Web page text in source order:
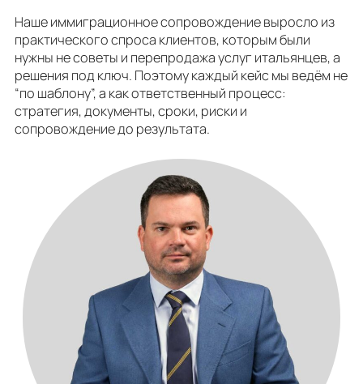
Наше иммиграционное сопровождение выросло из
практического спроса клиентов, которым были
нужны не советы и перепродажа услуг итальянцев, а
решения под ключ. Поэтому каждый кейс мы ведём не
“по шаблону”, а как ответственный процесс:
стратегия, документы, сроки, риски и
сопровождение до результата.